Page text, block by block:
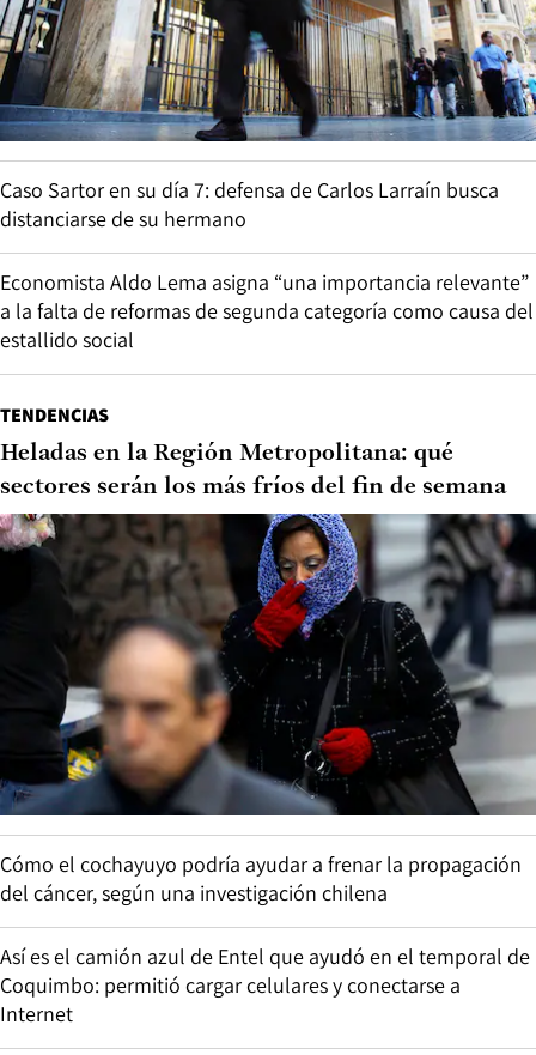
Caso Sartor en su día 7: defensa de Carlos Larraín busca
distanciarse de su hermano
Economista Aldo Lema asigna “una importancia relevante”
a la falta de reformas de segunda categoría como causa del
estallido social
TENDENCIAS
Heladas en la Región Metropolitana: qué
sectores serán los más fríos del fin de semana
Cómo el cochayuyo podría ayudar a frenar la propagación
del cáncer, según una investigación chilena
Así es el camión azul de Entel que ayudó en el temporal de
Coquimbo: permitió cargar celulares y conectarse a
Internet